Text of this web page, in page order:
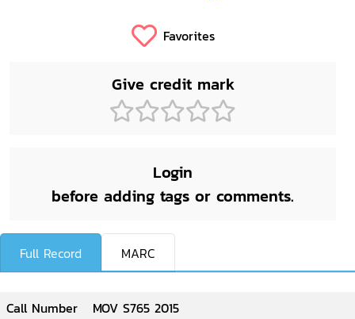
Favorites
Give credit mark
Login
before adding tags or comments.
Full Record MARC
Call Number
MOV S765 2015